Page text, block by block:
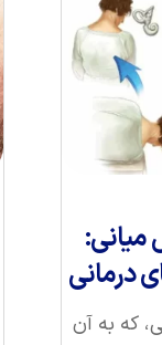
درمانی
که به آن